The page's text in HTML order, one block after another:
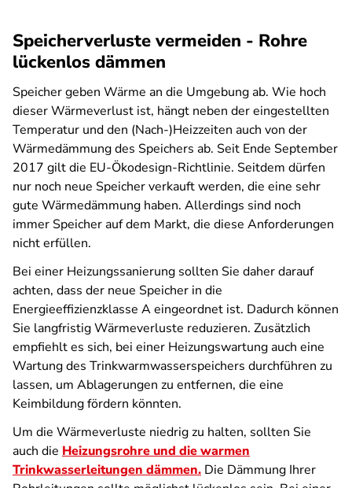
Speicherverluste vermeiden - Rohre
lückenlos dämmen
Speicher geben Wärme an die Umgebung ab. Wie hoch
dieser Wärmeverlust ist, hängt neben der eingestellten
Temperatur und den (Nach-)Heizzeiten auch von der
Wärmedämmung des Speichers ab. Seit Ende September
2017 gilt die EU-Ökodesign-Richtlinie. Seitdem dürfen
nur noch neue Speicher verkauft werden, die eine sehr
gute Wärmedämmung haben. Allerdings sind noch
immer Speicher auf dem Markt, die diese Anforderungen
nicht erfüllen.
Bei einer Heizungssanierung sollten Sie daher darauf
achten, dass der neue Speicher in die
Energieeffizienzklasse A eingeordnet ist. Dadurch können
Sie langfristig Wärmeverluste reduzieren. Zusätzlich
empfiehlt es sich, bei einer Heizungswartung auch eine
Wartung des Trinkwarmwasserspeichers durchführen zu
lassen, um Ablagerungen zu entfernen, die eine
Keimbildung fördern könnten.
Um die Wärmeverluste niedrig zu halten, sollten Sie
auch die Heizungsrohre und die warmen
Trinkwasserleitungen dämmen. Die Dämmung Ihrer